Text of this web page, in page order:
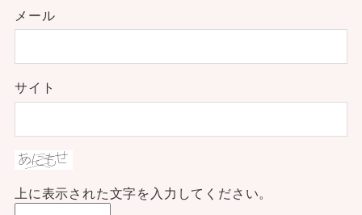
メール
サイト
上に表示された文字を入力してください。